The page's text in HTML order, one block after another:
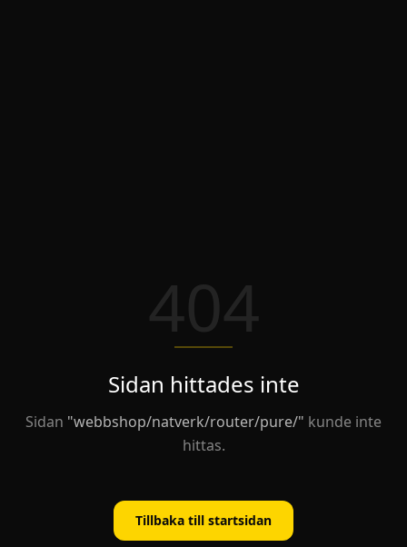
404
Sidan hittades inte
Sidan "webbshop/natverk/router/pure/" kunde inte
hittas.
Tillbaka till startsidan